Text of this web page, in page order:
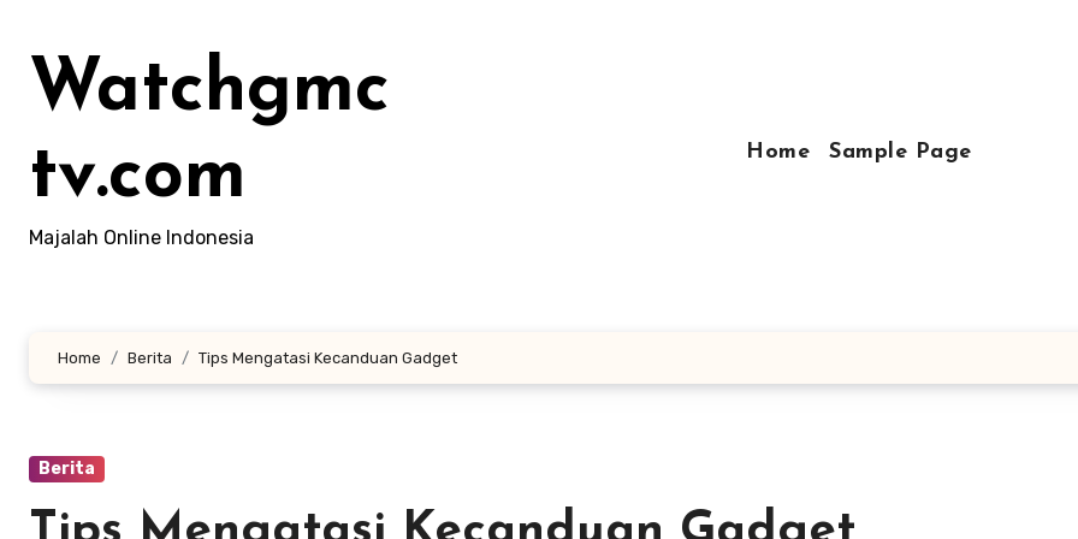
kontenWatchgmc
tv.com
Majalah Online Indonesia
Home Sample Page
Home Berita Tips Mengatasi Kecanduan Gadget
Berita